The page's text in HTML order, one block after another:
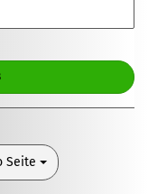
Seite